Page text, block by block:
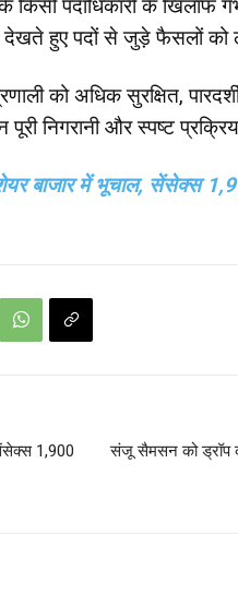
पदाधिकारी के खिलाफ
देखते हुए पदों से जुड़े फैसलों
को अधिक सुरक्षित,
निगरानी और स्पष्ट
बाजार में भूचाल, सेंसेक्स
1,900
संजू सैमसन को ड्रॉप